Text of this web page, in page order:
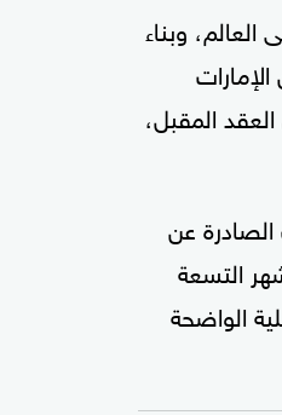
وبناء
تريليونات درهم بحلول العقد المقبل،
الصادرة عن
التسعة
الواضحة